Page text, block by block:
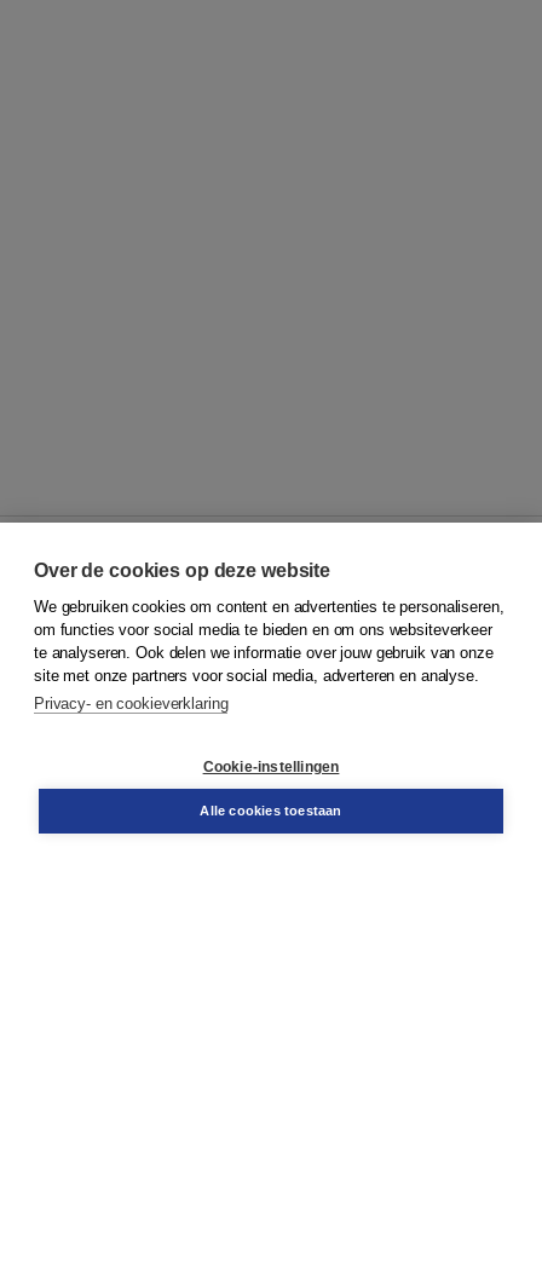
© 2026Koninklijke Boom uitgevers
Klantenservice
Service & informatie
Contact
Over de cookies op deze website
We gebruiken cookies om content en advertenties te personaliseren,
om functies voor social media te bieden en om ons websiteverkeer
te analyseren. Ook delen we informatie over jouw gebruik van onze
site met onze partners voor social media, adverteren en analyse.
Privacy- en cookieverklaring
Cookie-instellingen
Alle cookies toestaan